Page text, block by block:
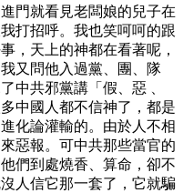
門就看見老闆娘的兒子在
打招呼。我也笑呵呵的跟
，天上的神都在看著呢，
又問他入過黨、團、隊
中共邪黨講「假、惡 、
中國人都不信神了，都是
化論灌輸的。由於人不相
惡報。可中共那些當官的
們到處燒香、算命，卻不
人信它那一套了，它就騙